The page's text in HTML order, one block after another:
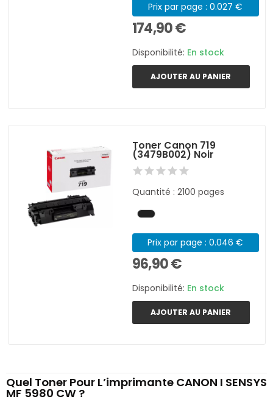
Prix par page : 0.027 €
174,90 €
Disponibilité: En stock
AJOUTER AU PANIER
Toner Canon 719
(3479B002) Noir
Quantité : 2100 pages
Prix par page : 0.046 €
96,90 €
Disponibilité: En stock
AJOUTER AU PANIER
Quel Toner Pour L’imprimante CANON I SENSYS
MF 5980 CW ?